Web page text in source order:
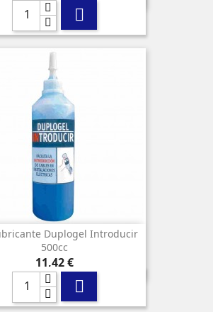

Duplogel Introducir
500cc
Precio
11,42 €
